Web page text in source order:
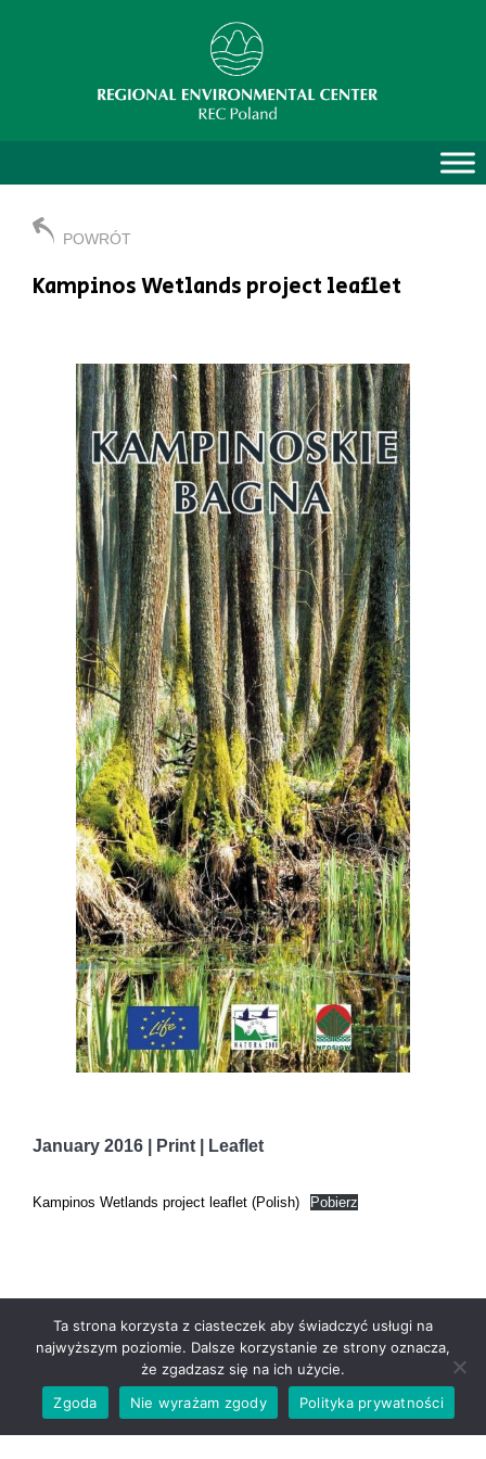
POWRÓT
Kampinos Wetlands project leaflet
January 2016 | Print | Leaflet
Kampinos Wetlands project leaflet (Polish) Pobierz
Ta strona korzysta z ciasteczek aby świadczyć usługi na
najwyższym poziomie. Dalsze korzystanie ze strony oznacza,
że zgadzasz się na ich użycie.
Zgoda
Nie wyrażam zgody Polityka prywatności